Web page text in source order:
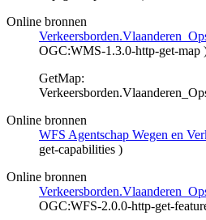
Online bronnen
OGC:WMS-1.3.0-http-get-map
GetMap:
Online bronnen
WFS Agentschap Wegen en
get-capabilities )
Online bronnen
OGC:WFS-2.0.0-http-get-